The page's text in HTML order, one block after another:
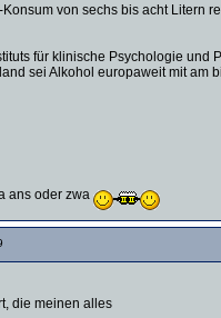
von sechs bis acht Litern
für klinische Psychologie
sei Alkohol europaweit mit
ans oder zwa
die meinen alles